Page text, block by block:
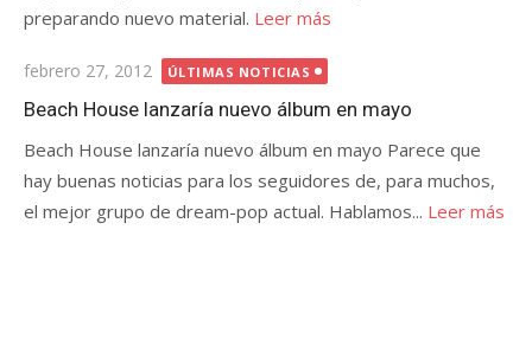
preparando nuevo material. Leer más
Publicada
el
febrero 27, 2012 ÚLTIMAS NOTICIAS
Beach House lanzaría nuevo álbum en mayo
Beach House lanzaría nuevo álbum en mayo Parece que
hay buenas noticias para los seguidores de, para muchos,
el mejor grupo de dream-pop actual. Hablamos... Leer más